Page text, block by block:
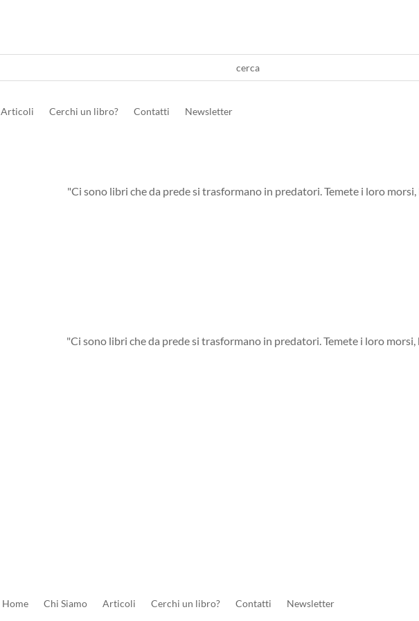
Articoli Cerchi un libro? Contatti Newsletter
"Ci sono libri che da prede si trasformano in predatori. Temete i loro
"Ci sono libri che da prede si trasformano in predatori. Temete i loro
Home Chi Siamo Articoli Cerchi un libro? Contatti Newsletter